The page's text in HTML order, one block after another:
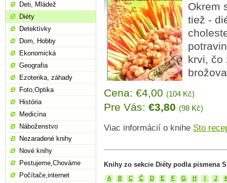
Okrem
tiež -
krvi, čo
Cena: €4,00 (104 Kč)
Pre Vás: €3,80 (98 Kč)
Viac informácií o knihe Sto
Knihy zo sekcie Diéty podla pismena
A B C Č D E F G H I J
Deti, Mládež
Diéty
Detektívky
Dom, Hobby
Ekonomická
Geografia
Ezoterika, záhady
Foto,Optika
História
Medicína
Náboženstvo
Nezaradené knihy
Nové knihy
Pestujeme,Chováme
Počítače,internet